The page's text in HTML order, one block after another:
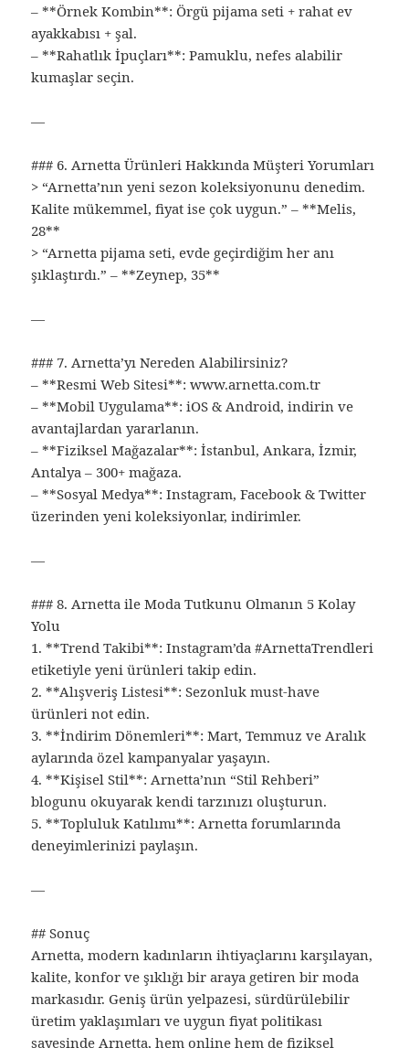
– **Örnek Kombin**: Örgü pijama seti + rahat ev
ayakkabısı + şal.
– **Rahatlık İpuçları**: Pamuklu, nefes alabilir
kumaşlar seçin.
—
### 6. Arnetta Ürünleri Hakkında Müşteri Yorumları
> “Arnetta’nın yeni sezon koleksiyonunu denedim.
Kalite mükemmel, fiyat ise çok uygun.” – **Melis,
28**
> “Arnetta pijama seti, evde geçirdiğim her anı
şıklaştırdı.” – **Zeynep, 35**
—
### 7. Arnetta’yı Nereden Alabilirsiniz?
– **Resmi Web Sitesi**: www.arnetta.com.tr
– **Mobil Uygulama**: iOS & Android, indirin ve
avantajlardan yararlanın.
– **Fiziksel Mağazalar**: İstanbul, Ankara, İzmir,
Antalya – 300+ mağaza.
– **Sosyal Medya**: Instagram, Facebook & Twitter
üzerinden yeni koleksiyonlar, indirimler.
—
### 8. Arnetta ile Moda Tutkunu Olmanın 5 Kolay
Yolu
1. **Trend Takibi**: Instagram’da #ArnettaTrendleri
etiketiyle yeni ürünleri takip edin.
2. **Alışveriş Listesi**: Sezonluk must-have
ürünleri not edin.
3. **İndirim Dönemleri**: Mart, Temmuz ve Aralık
aylarında özel kampanyalar yaşayın.
4. **Kişisel Stil**: Arnetta’nın “Stil Rehberi”
blogunu okuyarak kendi tarzınızı oluşturun.
5. **Topluluk Katılımı**: Arnetta forumlarında
deneyimlerinizi paylaşın.
—
## Sonuç
Arnetta, modern kadınların ihtiyaçlarını karşılayan,
kalite, konfor ve şıklığı bir araya getiren bir moda
markasıdır. Geniş ürün yelpazesi, sürdürülebilir
üretim yaklaşımları ve uygun fiyat politikası
sayesinde Arnetta, hem online hem de fiziksel